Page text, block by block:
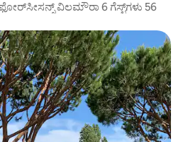
ವಿಲಮೌರಾ 6 ಗೆಸ್ಟ್‌ಗಳು 56